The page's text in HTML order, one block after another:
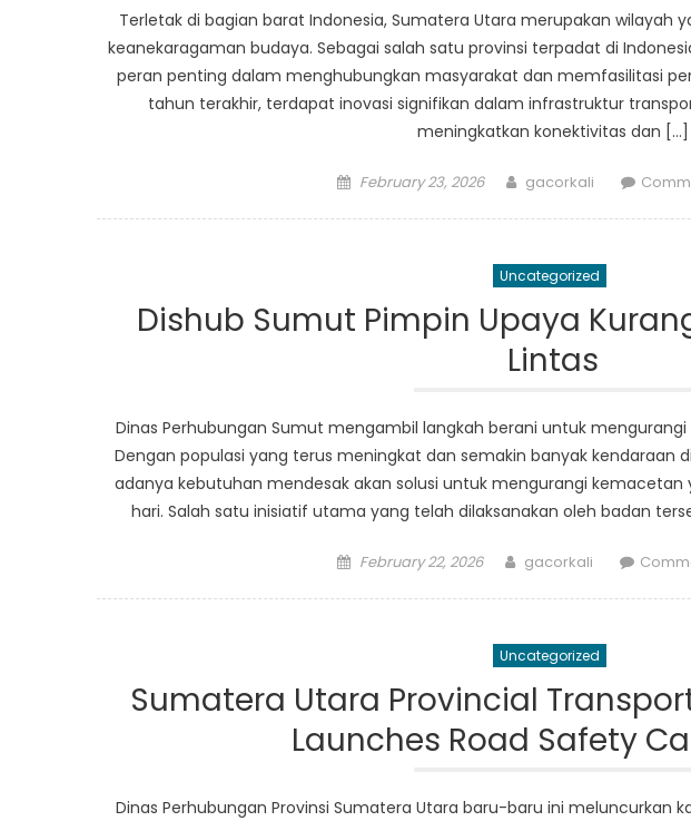
Terletak di bagian barat Indonesia, Sumatera Utara merupakan wilayah
keanekaragaman budaya. Sebagai salah satu provinsi terpadat di
peran penting dalam menghubungkan masyarakat dan memfasilitasi
tahun terakhir, terdapat inovasi signifikan dalam infrastruktur
meningkatkan konektivitas dan […]
Posted
February 23, 2026 Author
gacorkali
Uncategorized
Dishub Sumut Pimpin Upaya
Lintas
Dinas Perhubungan Sumut mengambil langkah berani untuk
Dengan populasi yang terus meningkat dan semakin banyak kendaraan
adanya kebutuhan mendesak akan solusi untuk mengurangi
hari. Salah satu inisiatif utama yang telah dilaksanakan oleh badan
Posted
February 22, 2026 Author
gacorkali
Uncategorized
Sumatera Utara Provincial
Launches Road Safety
Dinas Perhubungan Provinsi Sumatera Utara baru-baru ini meluncurkan